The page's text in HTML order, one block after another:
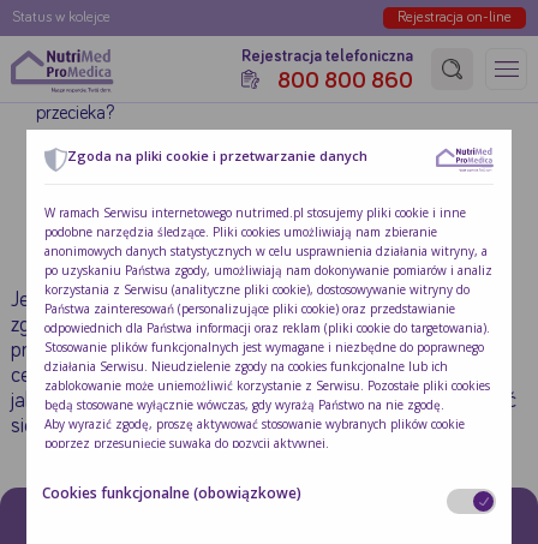
Status w kolejce Rejestracja on-line
Rejestracja telefoniczna
800 800 860
Strona główna
Co zrobić, gdy gastrostomia/jejunostomia
przecieka?
GASTROSTOMIA/JEJUNOSTOMIA
PRZECIEKA?
Jeżeli uszkodzony został materiał, z którego wykonany jest
zgłębnik, należy jak najszybciej zgłosić się do lekarza
prowadzącego z poradni Nutrimed/Stomed/Promedica w
celu wymiany na nowy. Nie należy podawać zarówno diety
jak i płynów do uszkodzonego zgłębnika, należy zastosować
się do wskazówek lekarza/pielęgniarki.
Zgoda na pliki cookie i przetwarzanie danych
W ramach Serwisu internetowego nutrimed.pl stosujemy pliki cookie i inne
podobne narzędzia śledzące. Pliki cookies umożliwiają nam zbieranie
anonimowych danych statystycznych w celu usprawnienia działania witryny, a
po uzyskaniu Państwa zgody, umożliwiają nam dokonywanie pomiarów i analiz
korzystania z Serwisu (analityczne pliki cookie), dostosowywanie witryny do
Państwa zainteresowań (personalizujące pliki cookie) oraz przedstawianie
odpowiednich dla Państwa informacji oraz reklam (pliki cookie do targetowania).
Stosowanie plików funkcjonalnych jest wymagane i niezbędne do poprawnego
działania Serwisu. Nieudzielenie zgody na cookies funkcjonalne lub ich
zablokowanie może uniemożliwić korzystanie z Serwisu. Pozostałe pliki cookies
będą stosowane wyłącznie wówczas, gdy wyrażą Państwo na nie zgodę.
Aby wyrazić zgodę, proszę aktywować stosowanie wybranych plików cookie
poprzez przesunięcie suwaka do pozycji aktywnej.
które ponownie otworzą niniejsze okno wyboru.
Polityce cookies.
Cookies funkcjonalne (obowiązkowe)